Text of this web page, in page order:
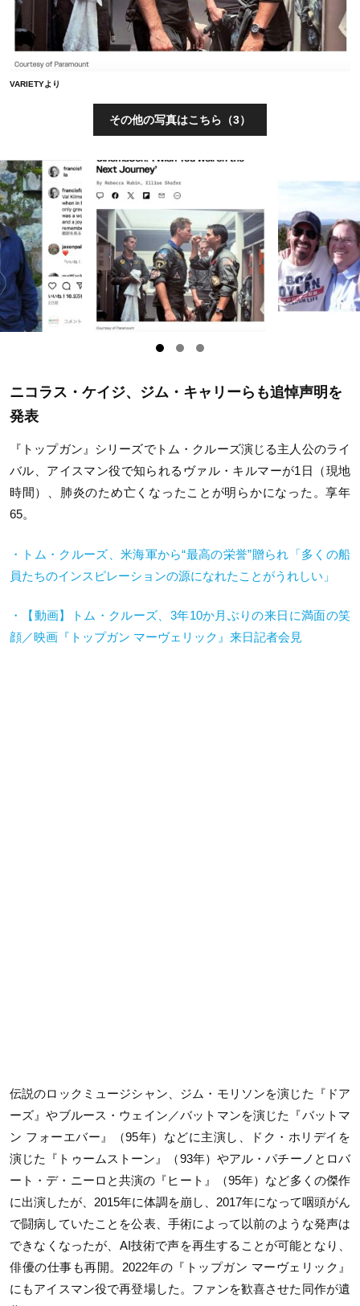
VARIETYより
その他の写真はこちら（3）
ニコラス・ケイジ、ジム・キャリーらも追悼声明を
発表
『トップガン』シリーズでトム・クルーズ演じる主人公のライ
バル、アイスマン役で知られるヴァル・キルマーが1日（現地
時間）、肺炎のため亡くなったことが明らかになった。享年
65。
・トム・クルーズ、米海軍から“最高の栄誉”贈られ「多くの船
員たちのインスピレーションの源になれたことがうれしい」
・【動画】トム・クルーズ、 3年10か月ぶりの来日に満面の笑
顔／映画『トップガン マーヴェリック』来日記者会見
伝説のロックミュージシャン、ジム・モリソンを演じた『ドア
ーズ』やブルース・ウェイン／バットマンを演じた『バットマ
ン フォーエバー』（95年）などに主演し、ドク・ホリデイを
演じた『トゥームストーン』（93年）やアル・パチーノとロバ
ート・デ・ニーロと共演の『ヒート』（95年）など多くの傑作
に出演したが、 2015年に体調を崩し、 2017年になって咽頭がん
で闘病していたことを公表、手術によって以前のような発声は
できなくなったが、 AI技術で声を再生することが可能となり、
俳優の仕事も再開。 2022年の『トップガン マーヴェリック』
にもアイスマン役で再登場した。ファンを歓喜させた同作が遺